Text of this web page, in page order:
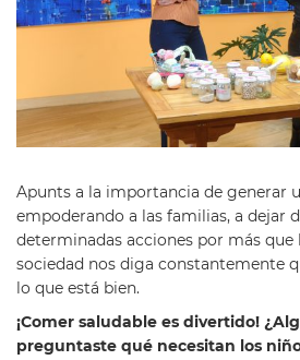
Apunts a la importancia de generar
empoderando a las familias, a dejar
determinadas acciones por más que
sociedad nos diga constantemente
lo que está bien.
¡Comer saludable es divertido!
preguntaste qué necesitan los